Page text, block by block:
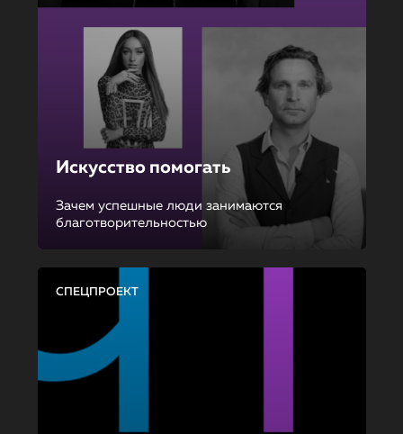
Искусство помогать
Зачем успешные люди занимаются
благотворительностью
СПЕЦПРОЕКТ